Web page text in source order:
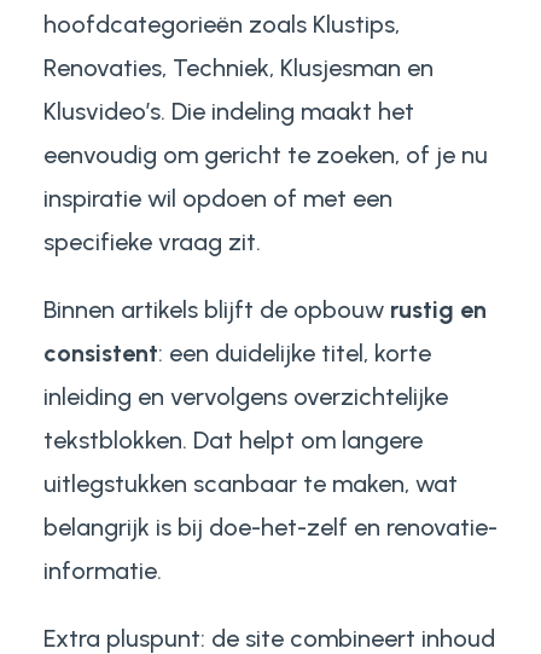
hoofdcategorieën zoals Klustips,
Renovaties, Techniek, Klusjesman en
Klusvideo’s. Die indeling maakt het
eenvoudig om gericht te zoeken, of je nu
inspiratie wil opdoen of met een
specifieke vraag zit.
Binnen artikels blijft de opbouw rustig en
consistent: een duidelijke titel, korte
inleiding en vervolgens overzichtelijke
tekstblokken. Dat helpt om langere
uitlegstukken scanbaar te maken, wat
belangrijk is bij doe-het-zelf en renovatie-
informatie.
Extra pluspunt: de site combineert inhoud